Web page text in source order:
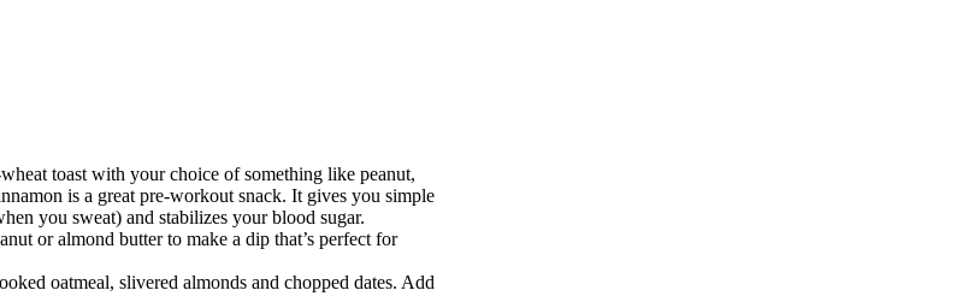
toast with your choice of something like peanut,
is a great pre-workout snack. It gives you simple
you sweat) and stabilizes your blood sugar.
or almond butter to make a dip that’s perfect for
oatmeal, slivered almonds and chopped dates. Add